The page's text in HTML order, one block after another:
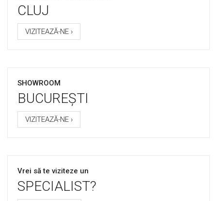
CLUJ
VIZITEAZĂ-NE ›
SHOWROOM
BUCUREȘTI
VIZITEAZĂ-NE ›
Vrei să te viziteze un
SPECIALIST?